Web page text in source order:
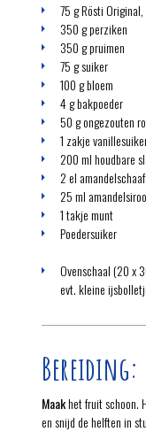
75 g Rösti
350 g perziken
350 g pruimen
75 g suiker
100 g bloem
4 g bakpoeder
50 g ongezouten
1 zakje
200 ml houdbare
2 el
25 ml
1 takje munt
Poedersuiker
Ovenschaal (20 x
evt. kleine
Bereiding:
Maakhet fruit schoon.
en snijd de helften in